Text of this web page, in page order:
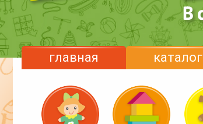
главная каталог